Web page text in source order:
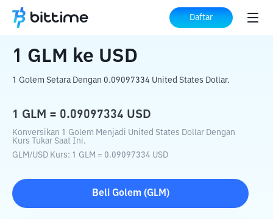
Daftar
Beranda Konverter Kripto ke USD
1 GLM ke USD
1 Golem Setara Dengan 0.09097334 United States Dollar.
1 GLM = 0.09097334 USD
Konversikan 1 Golem Menjadi United States Dollar Dengan
Kurs Tukar Saat Ini.
GLM/USD Kurs: 1 GLM = 0.09097334 USD
Beli Golem(GLM )